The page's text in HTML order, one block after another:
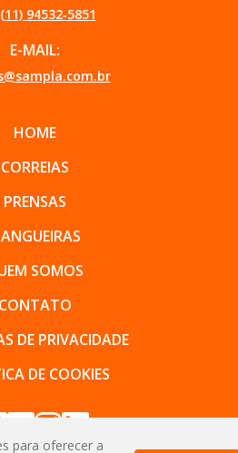
94532‑5851
E-MAIL:
HOME
CORREIAS
PRENSAS
SOMOS
CONTATO
DE PRIVACIDADE
DE COOKIES
para oferecer a